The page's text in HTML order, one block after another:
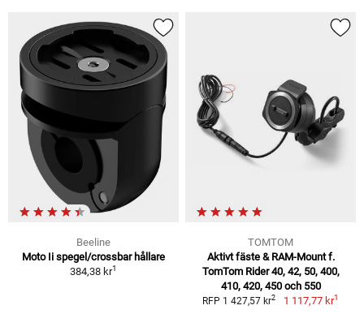
Beeline
Moto Ii spegel/crossbar hållare
384,38 kr1
TOMTOM
Aktivt fäste & RAM-Mount f.
TomTom Rider 40, 42, 50, 400,
410, 420, 450 och 550
RFP 1 427,57 kr2 1 117,77 kr1